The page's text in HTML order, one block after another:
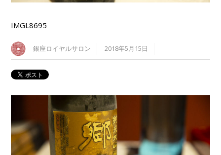
IMGL8695
銀座ロイヤルサロン 2018年5月15日